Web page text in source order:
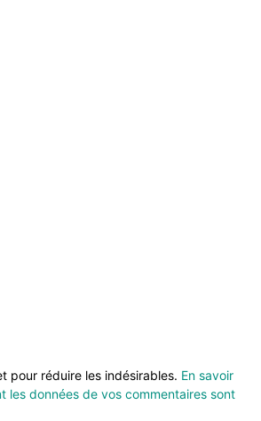
pour réduire les indésirables. En savoir
les données de vos commentaires sont